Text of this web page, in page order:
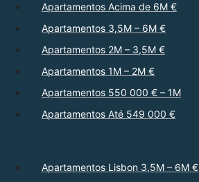
Apartamentos Acima de 6M €
Apartamentos 3,5M – 6M €
Apartamentos 2M – 3,5M €
Apartamentos 1M – 2M €
Apartamentos 550 000 € – 1M
Apartamentos Até 549 000 €
Apartamentos Lisbon 3,5M – 6M €